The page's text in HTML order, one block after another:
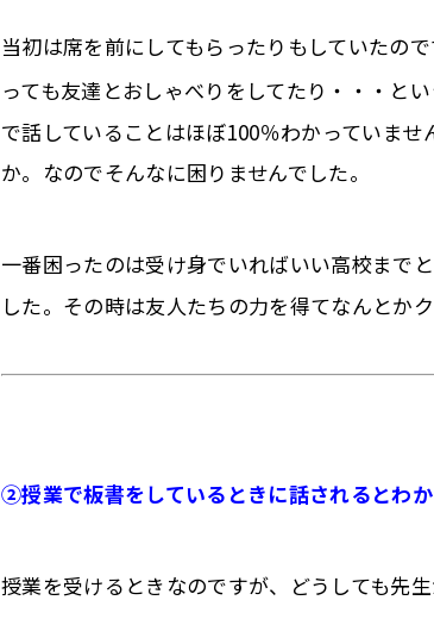
当初は席を前にしてもらったりもしていたの
っても友達とおしゃべりをしてたり・・・ と
で話していることはほぼ100％わかっていませ
か。なのでそんなに困りませんでした。
一番困ったのは受け身でいればいい高校までと
した。 その時は友人たちの力を得てなんとかク
②授業で板書をしているときに話されるとわ
授業を受けるときなのですが、どうしても先